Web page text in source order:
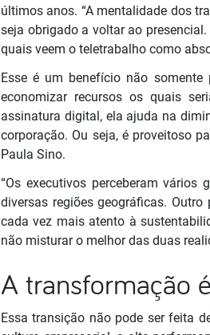
últimos anos. “A mentalidade dos
seja obrigado a voltar ao
quais veem o teletrabalho como
Esse é um benefício não
economizar recursos os quais
assinatura digital, ela ajuda na
corporação. Ou seja, é proveitoso
Paula Sino.
“Os executivos perceberam
diversas regiões geográficas.
cada vez mais atento à
não misturar o melhor das duas
A transformação
Essa transição não pode ser feita